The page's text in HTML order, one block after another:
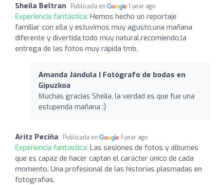
Sheila Beltran Publicada en 1 year ago
Experiencia fantástica: Hemos hecho un reportaje
familiar con ella y estuvimos muy agusto,una mañana
diferente y divertida,todo muy natural.recomiendo,la
entrega de las fotos muy rápida tmb.
Amanda Jándula | Fotógrafo de bodas en
Gipuzkoa
Muchas gracias Sheila, la verdad es que fue una
estupenda mañana :)
Aritz Peciña Publicada en 1 year ago
Experiencia fantástica: Las sesiones de fotos y álbumes
que es capaz de hacer captan el carácter único de cada
momento. Una profesional de las historias plasmadas en
fotografías.